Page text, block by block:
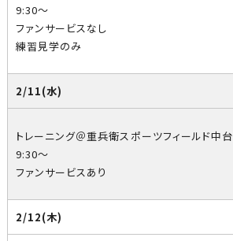
9:30～
ファンサービスなし
練習見学のみ
2/11(水)
トレーニング＠重兵衛スポーツフィールド中台
9:30～
ファンサービスあり
2/12(木)